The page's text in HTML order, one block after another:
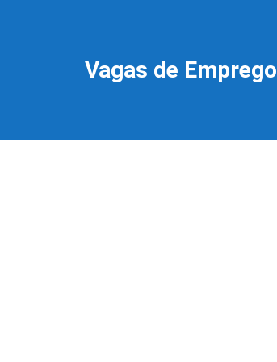
Vagas de Emprego